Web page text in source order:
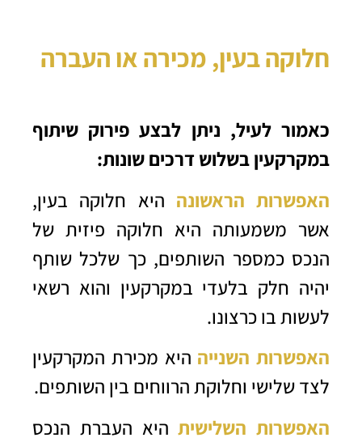
חלוקה בעין, מכירה או העברה
כאמור לעיל, ניתן לבצע פירוק שיתוף
במקרקעין בשלוש דרכים שונות:
האפשרות הראשונה היא חלוקה בעין,
אשר משמעותה היא חלוקה פיזית של
הנכס כמספר השותפים, כך שלכל שותף
יהיה חלק בלעדי במקרקעין והוא רשאי
לעשות בו כרצונו.
האפשרות השנייה היא מכירת המקרקעין
לצד שלישי וחלוקת הרווחים בין השותפים.
האפשרות השלישיתהיא העברת הנכס